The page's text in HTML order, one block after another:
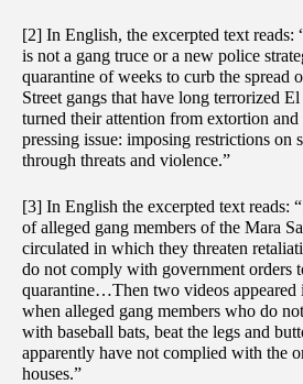
[2] In English, the excerpted text reads:
is not a gang truce or a new police
quarantine of weeks to curb the spread
Street gangs that have long terrorized
turned their attention from extortion and
pressing issue: imposing restrictions on
through threats and violence.”
[3] In English the excerpted text reads:
of alleged gang members of the Mara
circulated in which they threaten
do not comply with government orders
quarantine…Then two videos appeared
when alleged gang members who do
with baseball bats, beat the legs and
apparently have not complied with the
houses.”